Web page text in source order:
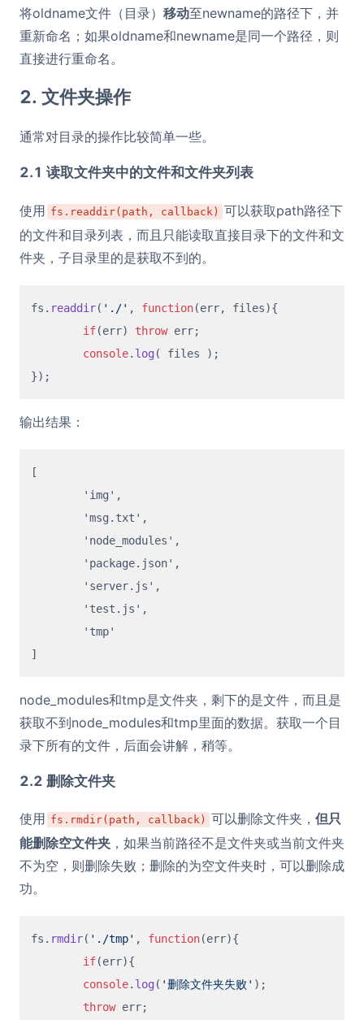
将oldname文件（目录） 移动至newname的路径下，并
重新命名；如果oldname和newname是同一个路径，则
直接进行重命名。
2. 文件夹操作
通常对目录的操作比较简单一些。
2.1 读取文件夹中的文件和文件夹列表
使用 fs.readdir(path, callback) 可以获取path路径下
的文件和目录列表，而且只能读取直接目录下的文件和文
件夹，子目录里的是获取不到的。
fs. readdir( './' , function(err, files){
if(err) throw err;
console. log ( files );
输出结果：
[
  	'img'
,
  	'msg.txt'
,
  	'node_modules'
,
  	'package.json'
,
'server.js' ,
  	'test.js'
,
]
node_modules和tmp是文件夹，剩下的是文件，而且是
获取不到node_modules和tmp里面的数据。获取一个目
录下所有的文件，后面会讲解，稍等。
2.2 删除文件夹
使用 fs.rmdir(path, callback) 可以删除文件夹， 但只
能删除空文件夹 ，如果当前路径不是文件夹或当前文件夹
不为空，则删除失败；删除的为空文件夹时，可以删除成
功。
fs. rmdir( './tmp' , function(err){
if(err){
console. log ( '删除文件夹失败' );
throw err;